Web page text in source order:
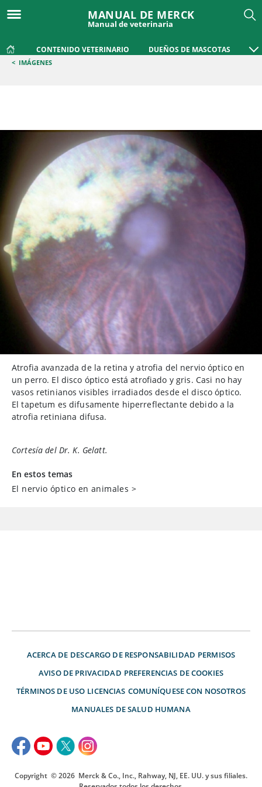
MANUAL DE MERCK
Manual de veterinaria
CONTENIDO VETERINARIO DUEÑOS DE MASCOTAS
< IMÁGENES
Atrofia avanzada de la retina y atrofia del nervio óptico en
un perro. El disco óptico está atrofiado y gris. Casi no hay
vasos retinianos visibles irradiados desde el disco óptico.
El tapetum es difusamente hiperreflectante debido a la
atrofia retiniana difusa.
Cortesía del Dr. K. Gelatt.
En estos temas
El nervio óptico en animales >
ACERCA DE DESCARGO DE RESPONSABILIDAD PERMISOS
AVISO DE PRIVACIDAD PREFERENCIAS DE COOKIES
TÉRMINOS DE USO LICENCIAS COMUNÍQUESE CON NOSOTROS
MANUALES DE SALUD HUMANA
Copyright © 2026 Merck & Co., Inc., Rahway, NJ, EE. UU. y sus filiales.